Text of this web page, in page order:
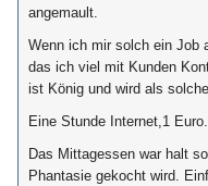
angemault.
Wenn ich mir solch ein Job
das ich viel mit Kunden
ist König und wird als
Eine Stunde Internet,1
Das Mittagessen war halt
Phantasie gekocht wird.